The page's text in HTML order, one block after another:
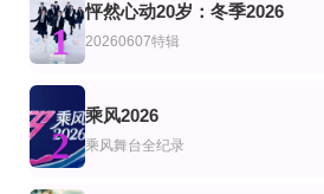
第3期
礼乐东方
更新至20260808期心动嗑糖局
心动双重奏
第4期
FandomStage
第6期高分舞台纯享合集
喜剧之王单口季第三季
庞博,郭麒麟,黄渤,马思纯
第10期完结
迟到总比单身好第一季
徐仁国,姜汉娜,李恩地
更新至32期
爱情岛(美国版)第8季
Ariana·Madix,Ciara·Miller,Tefi·Pessoa
1
怦然心动20岁：冬季2026
20260607特辑
2
乘风2026
乘风舞台全纪录